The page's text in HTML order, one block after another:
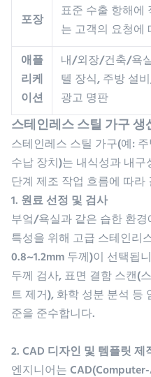
포장
표준 수출 항해에
는 고객의 요청에
애플
리케
이션
내/외장/건축/욕
텔 장식, 주방 설
광고 명판
스테인레스 스틸 가구 생
스테인레스 스틸 가구(예:
수납 장치)는 내식성과 내
단계 제조 작업 흐름에 따라
1. 원료 선정 및 검사
부엌/욕실과 같은 습한 환
특성을 위해 고급 스테인리
0.8~1.2mm 두께)이 선택됩
두께 검사, 표면 결함 스캔(
트 제거), 화학 성분 분석 등
준을 준수합니다.
2. CAD 디자인 및 템플릿 제
엔지니어는